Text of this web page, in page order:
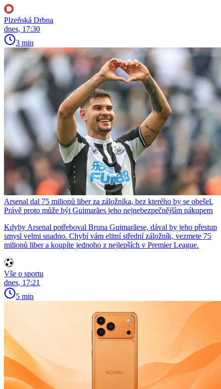
Plzeňská Drbna
dnes, 17:30
3 min
Arsenal dal 75 milionů liber za záložníka, bez kterého by se obešel.
Právě proto může být Guimarães jeho nejnebezpečnějším nákupem
Kdyby Arsenal potřeboval Bruna Guimarãese, dával by jeho přestup
smysl velmi snadno. Chybí vám elitní střední záložník, vezmete 75
milionů liber a koupíte jednoho z nejlepších v Premier League.
Vše o sportu
dnes, 17:21
5 min